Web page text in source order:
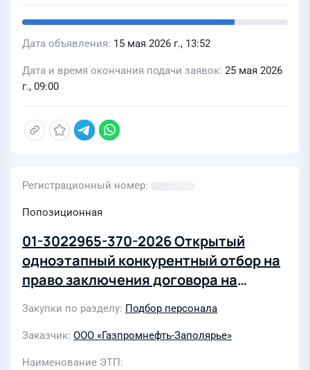
Дата объявления 15 мая 2026 г., 13:52
Дата и время окончания подачи заявок 25 мая 2026
г., 09:00
Регистрационный номер
Попозиционная
01-3022965-370-2026 Открытый
одноэтапный конкурентный отбор на
право заключения договора на
оказание услуг по поиску и
предоставлению производственного
персонала для обеспечения
выполнения работ (аутстаффинг) для
Закупки по разделу Подбор персонала
Заказчик ООО «Газпромнефть-Заполярье»
Наименование ЭТП